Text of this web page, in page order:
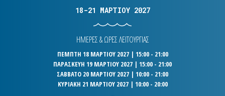
18-21 ΜΑΡΤΙΟΥ 2027
ΗΜΕΡΕΣ & ΩΡΕΣ ΛΕΙΤΟΥΡΓΙΑΣ
ΠΕΜΠΤΗ 18 ΜΑΡΤΙΟΥ 2027 | 15:00 - 21:00
ΠΑΡΑΣΚΕΥΗ 19 ΜΑΡΤΙΟΥ 2027 | 15:00 - 21:00
ΣΑΒΒΑΤΟ 20 ΜΑΡΤΙΟΥ 2027 | 10:00 - 21:00
ΚΥΡΙΑΚΗ 21 ΜΑΡΤΙΟΥ 2027 | 10:00 - 20:00